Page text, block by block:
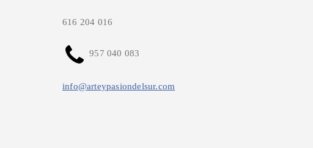
616 204 016
957 040 083
info@arteypasiondelsur.com